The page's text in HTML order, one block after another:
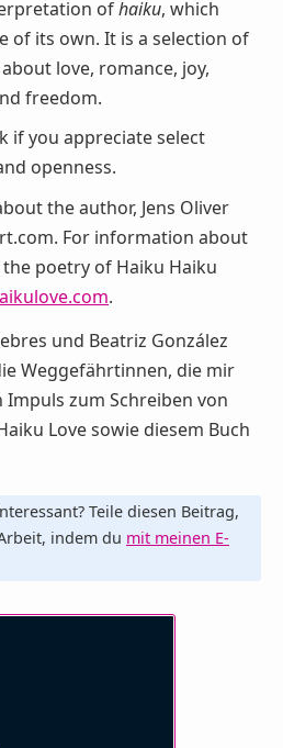
ofhaiku, which
of its own. It is a selection of
love, romance, joy,
freedom.
if you appreciate select
openness.
the author, Jens Oliver
For information about
the poetry of Haiku Haiku
.
und Beatriz González
Weggefährtinnen, die mir
zum Schreiben von
Love sowie diesem Buch
Teile diesen Beitrag,
indem du mit meinen E-